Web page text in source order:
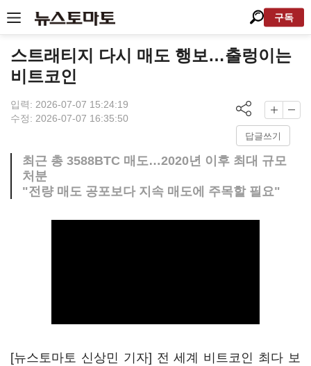
구독
스트래티지 다시 매도 행보…출렁이는
비트코인
입력: 2026-07-07 15:24:19
수정: 2026-07-07 16:35:50
답글쓰기
최근 총 3588BTC 매도…2020년 이후 최대 규모
처분
"전량 매도 공포보다 지속 매도에 주목할 필요"
[뉴스토마토 신상민 기자] 전 세계 비트코인 최다 보